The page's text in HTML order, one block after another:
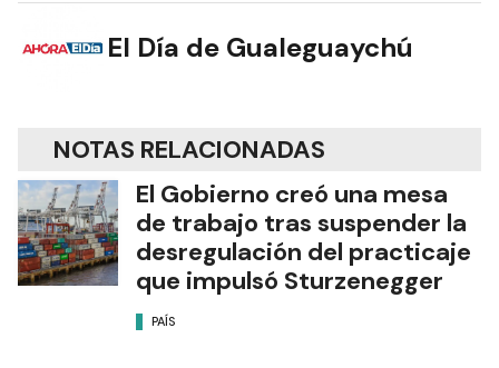
El Día de Gualeguaychú
NOTAS RELACIONADAS
El Gobierno creó una mesa
de trabajo tras suspender la
desregulación del practicaje
que impulsó Sturzenegger
PAÍS